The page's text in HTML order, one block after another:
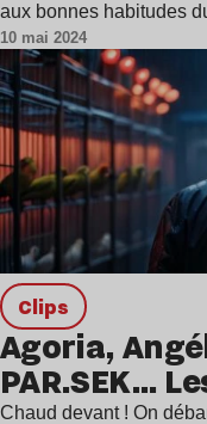
aux bonnes habitudes
10 mai 2024
clips
Agoria,
PAR.SEK…
Chaud devant ! On